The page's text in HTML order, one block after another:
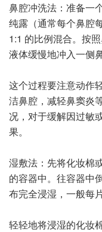
鼻腔冲洗法：准备一
纯露（通常每个鼻腔
1:1 的比例混合。按
液体缓慢地冲入一侧
这个过程要注意动作
洁鼻腔，减轻鼻窦炎
况，对于缓解因过敏
果。
湿敷法：先将化妆棉
的容器中。往容器中
布完全浸湿，一般每
轻轻地将浸湿的化妆